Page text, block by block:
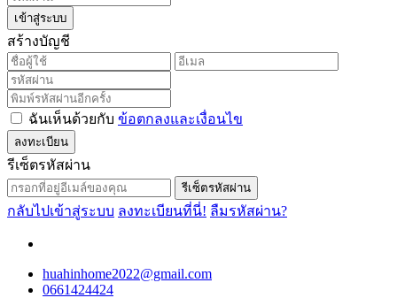
เข้าสู่ระบบ
สร้างบัญชี
ฉันเห็นด้วยกับ ข้อตกลงและเงื่อนไข
ลงทะเบียน
รีเซ็ตรหัสผ่าน
รีเซ็ตรหัสผ่าน
กลับไปเข้าสู่ระบบ ลงทะเบียนที่นี่! ลืมรหัสผ่าน?
huahinhome2022@gmail.com
0661424424